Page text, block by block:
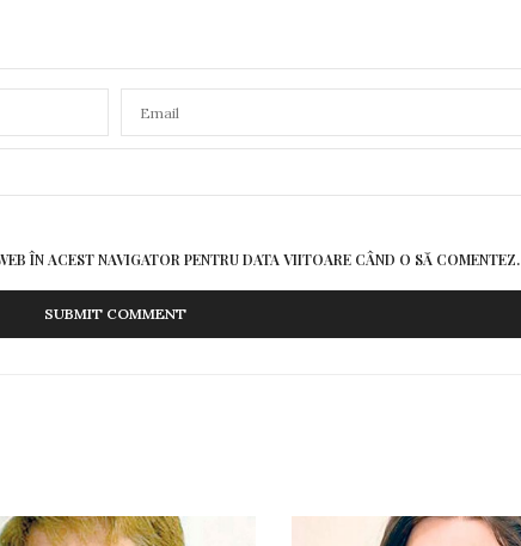
ÎN ACEST NAVIGATOR PENTRU DATA VIITOARE CÂND O SĂ COMENTEZ.